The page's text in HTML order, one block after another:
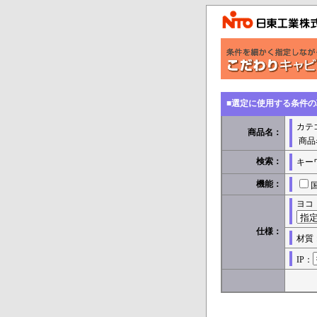
■選定に使用する条件
商品名：
カテ
商品
検索： キー
機能：
仕様：
ヨコ
材質
IP：